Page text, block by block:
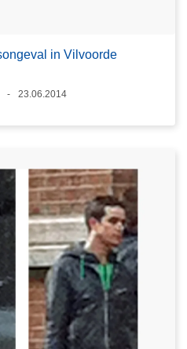
in Vilvoorde
23.06.2014